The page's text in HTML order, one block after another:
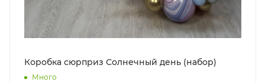
Коробка сюрприз Солнечный день (набор)
Много